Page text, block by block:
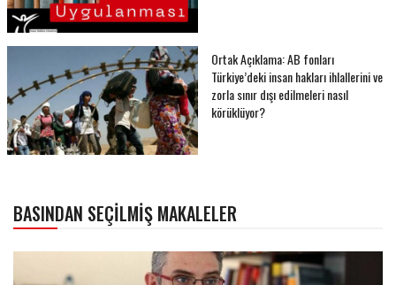
Ortak Açıklama: AB fonları
Türkiye’deki insan hakları ihlallerini ve
zorla sınır dışı edilmeleri nasıl
körüklüyor?
BASINDAN SEÇILMIŞ MAKALELER